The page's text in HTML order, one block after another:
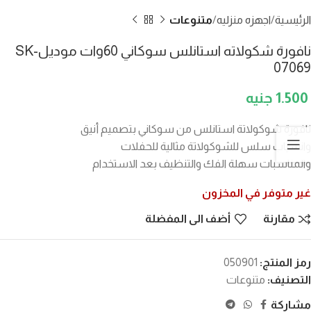
الرئيسية اجهزه منزليه متنوعات
نافورة شكولاته استانلس سوكاني 60وات موديلSK-
07069
1.500
نافورة شوكولاتة استانلس من سوكاني بتصميم أنيق
وانسياب سلس للشوكولاتة مثالية للحفلات
والمناسبات سهلة الفك والتنظيف بعد الاستخدام
غير متوفر في المخزون
مقارنة أضف الى المفضلة
رمز المنتج: 050901
التصنيف: متنوعات
مشاركة